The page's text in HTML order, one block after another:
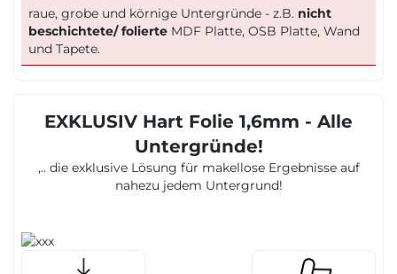
raue, grobe und körnige Untergründe - z.B. nicht
beschichtete/ folierte MDF Platte, OSB Platte, Wand
und Tapete.
EXKLUSIV Hart Folie 1,6mm - Alle
Untergründe!
,.. die exklusive Lösung für makellose Ergebnisse auf
nahezu jedem Untergrund!